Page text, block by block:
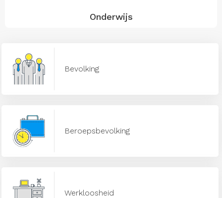
Onderwijs
Bevolking
Beroepsbevolking
Werkloosheid